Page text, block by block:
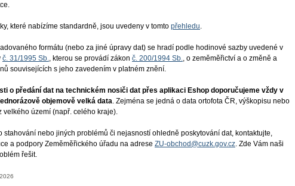
které nabízíme standardně, jsou uvedeny v tomto přehledu.
formátu (nebo za jiné úpravy dat) se hradí podle hodinové sazby uvedené v
č. 31/1995 Sb., kterou se provádí zákon č. 200/1994 Sb., o zeměměřictví a o změně a
souvisejících s jeho zavedením v platném znění.
o předání dat na technickém nosiči dat přes aplikaci Eshop doporučujeme vždy v
objemově velká data. Zejména se jedná o data ortofota ČR, výškopisu nebo
velkého území (např. celého kraje).
stahování nebo jiných problémů či nejasností ohledně poskytování dat, kontaktujte,
a podpory Zeměměřického úřadu na adrese ZU-obchod@cuzk.gov.cz. Zde Vám naši
řešit.